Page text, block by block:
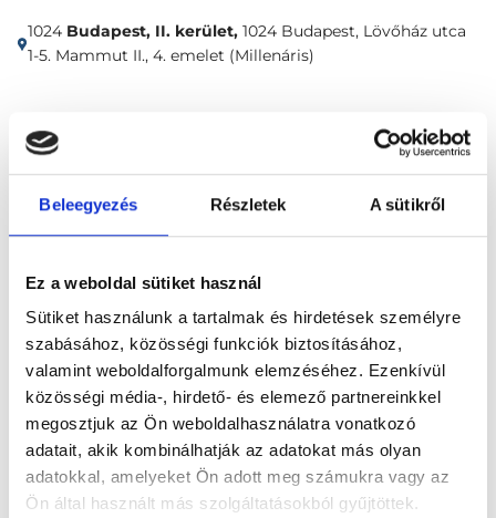
Beleegyezés Részletek A sütikről
Ez a weboldal sütiket használ
Sütiket használunk a tartalmak és hirdetések személyre
szabásához, közösségi funkciók biztosításához,
valamint weboldalforgalmunk elemzéséhez. Ezenkívül
közösségi média-, hirdető- és elemező partnereinkkel
megosztjuk az Ön weboldalhasználatra vonatkozó
adatait, akik kombinálhatják az adatokat más olyan
adatokkal, amelyeket Ön adott meg számukra vagy az
Ön által használt más szolgáltatásokból gyűjtöttek.
1024 Budapest, II. kerület, 1024 Budapest, Lövőház utca
1-5. Mammut II., 4. emelet (Millenáris)
Vélemények
Foglalj időpontot
Allergológia
Főoldal Klinikák
Allergológus, Budapest, II. kerület